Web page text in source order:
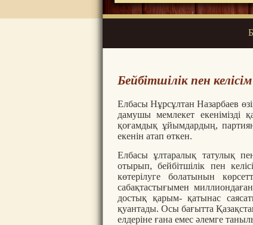
Бейбітшілік пен
Елбасы Нұрсұлтан Назарбаев
дамушы мемлекет екенімізді
қоғамдық ұйымдардың,
екенін атап өткен.
Елбасы ұлтаралық татулық
отырып, бейбітшілік пен
көтерілуге болатынын
сабақтастығымен
достық қарым- қатынас
қуантады. Осы бағытта
елдеріне ғана емес әлемге